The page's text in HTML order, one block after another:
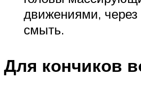
движениями, через
смыть.
Для кончиков